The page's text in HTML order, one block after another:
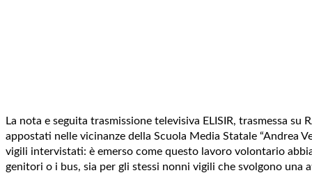
La nota e seguita trasmissione televisiva ELISIR, trasmessa
appostati nelle vicinanze della Scuola Media Statale “Andrea
vigili intervistati: è emerso come questo lavoro volontario
genitori o i bus, sia per gli stessi nonni vigili che svolgono